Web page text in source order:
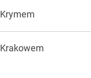
Krymem
Krakowem